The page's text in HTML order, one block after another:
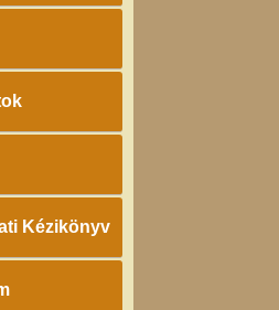
Kézikönyv